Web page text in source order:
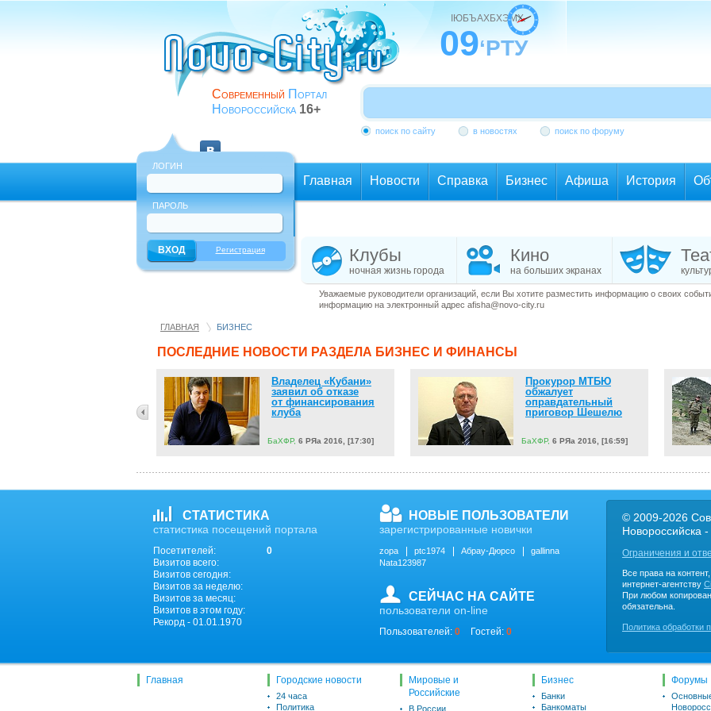
Современный Портал
Новороссийска 16+
ІЮБЪАХБХЭМХ
09‘РТУ
поиск по сайту в новостях
поиск по форуму
ЛОГИН
ПАРОЛЬ
Регистрация
Главная Новости Справка Бизнес Афиша История
Клубы
ночная жизнь города
Кино
на больших экранах
Уважаемые руководители организаций, если Вы хотите разместить информацию о своих
информацию на электронный адрес afisha@novo-city.ru
ГЛАВНАЯ БИЗНЕС
ПОСЛЕДНИЕ НОВОСТИ РАЗДЕЛА БИЗНЕС И ФИНАНСЫ
Владелец «Кубани»
заявил об отказе
от финансирования
клуба
БаХФР, 6 РЯа 2016, [17:30]
Прокурор МТБЮ
обжалует
оправдательный
приговор Шешелю
БаХФР, 6 РЯа 2016, [16:59]
© 2009-2026
Новороссийска
Ограничения и
Все права на
интернет-агентству
При любом
обязательна.
Политика обработки
СТАТИСТИКА
статистика посещений портала
Посетителей:
0
Визитов всего:
Визитов сегодня:
Визитов за неделю:
Визитов за месяц:
Визитов в этом году:
Рекорд - 01.01.1970
НОВЫЕ ПОЛЬЗОВАТЕЛИ
зарегистрированные новички
zopa ptc1974 Абрау-Дюрсо
gallinna
Nata123987
СЕЙЧАС НА САЙТЕ
пользователи on-line
Пользователей: 0 Гостей: 0
Главная Городские новости
24 часа
Политика
Мировые и
Российские
В России
Бизнес
Банки
Банкоматы
Форумы